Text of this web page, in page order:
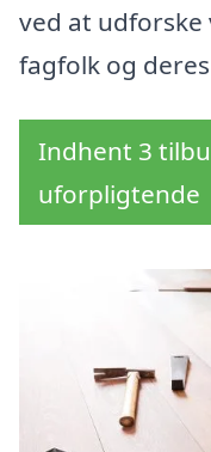
ved at
fagfolk og
Indhent 3
uforpligtende